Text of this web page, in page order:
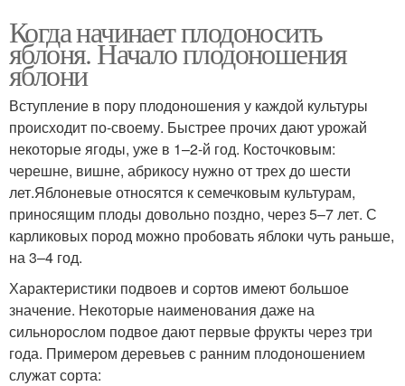
Когда начинает плодоносить
яблоня. Начало плодоношения
яблони
Вступление в пору плодоношения у каждой культуры
происходит по-своему. Быстрее прочих дают урожай
некоторые ягоды, уже в 1–2-й год. Косточковым:
черешне, вишне, абрикосу нужно от трех до шести
лет.Яблоневые относятся к семечковым культурам,
приносящим плоды довольно поздно, через 5–7 лет. С
карликовых пород можно пробовать яблоки чуть раньше,
на 3–4 год.
Характеристики подвоев и сортов имеют большое
значение. Некоторые наименования даже на
сильнорослом подвое дают первые фрукты через три
года. Примером деревьев с ранним плодоношением
служат сорта: